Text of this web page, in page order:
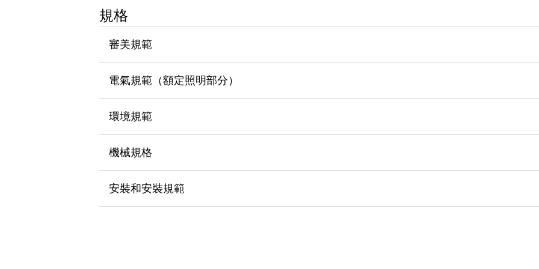
使人機協作更安全、更高效
提高半導體製造裝置設計自由度的方法
瞬間完成開關的更換，避免停機時間拉長
瀏覽全部
規格
審美規範
電氣規範（額定照明部分）
環境規範
機械規格
安裝和安裝規範